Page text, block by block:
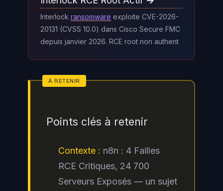
GitHub pour identifier la version
corrigeant ces CVE et comparez-
la à votre version actuelle. En cas
de doute, isolez l’instance du
réseau public immédiatement et
Interlock ransomware exploite CVE-2026-
20131 (CVSS 10.0) dans Cisco Secure FMC
depuis janvier 2026. RCE root non authent
Points clés à retenir
Contexte : n8n : 4 Failles
RCE Critiques, 24 700
Serveurs Exposés — un sujet